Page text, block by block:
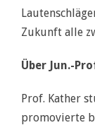
Zukunft alle
Über Jun.-
Prof. Kather
promovierte